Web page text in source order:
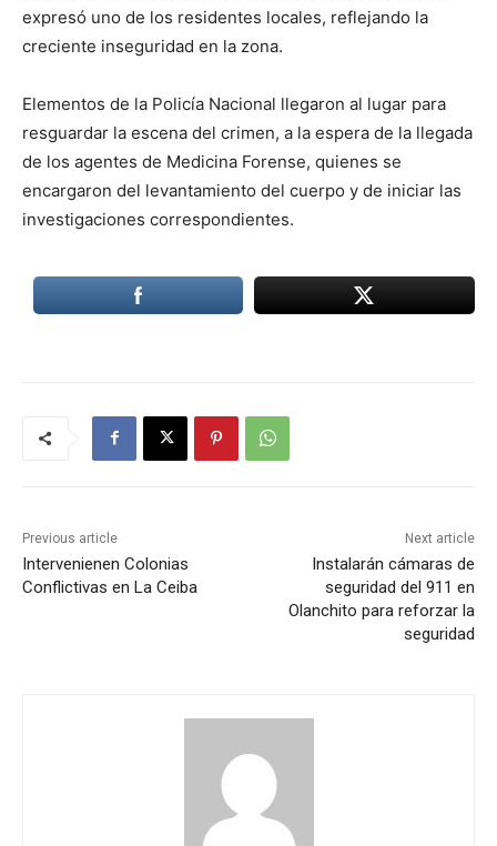
expresó uno de los residentes locales, reflejando la
creciente inseguridad en la zona.
Elementos de la Policía Nacional llegaron al lugar para
resguardar la escena del crimen, a la espera de la llegada
de los agentes de Medicina Forense, quienes se
encargaron del levantamiento del cuerpo y de iniciar las
investigaciones correspondientes.
Previous article
Intervenienen Colonias
Conflictivas en La Ceiba
Next article
Instalarán cámaras de
seguridad del 911 en
Olanchito para reforzar la
seguridad